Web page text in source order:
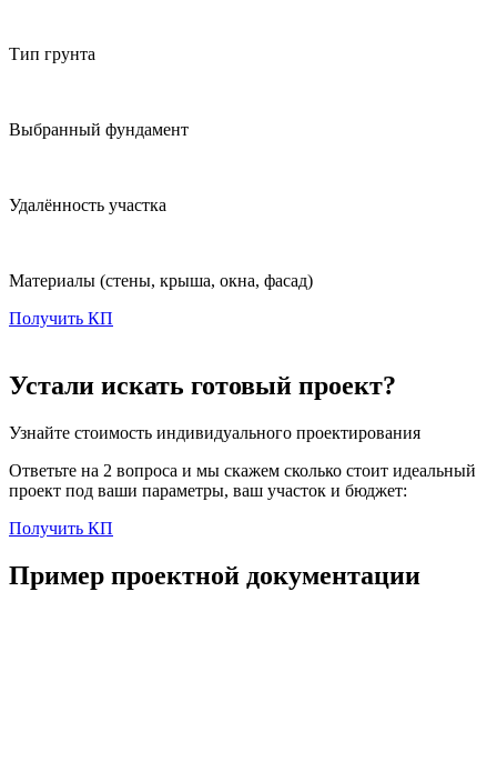
Тип грунта
Выбранный фундамент
Удалённость участка
Материалы (стены, крыша, окна, фасад)
Получить КП
Устали искать готовый проект?
Узнайте стоимость индивидуального проектирования
Ответьте на 2 вопроса и мы скажем сколько стоит идеальный
проект под ваши параметры, ваш участок и бюджет:
Получить КП
Пример проектной документации